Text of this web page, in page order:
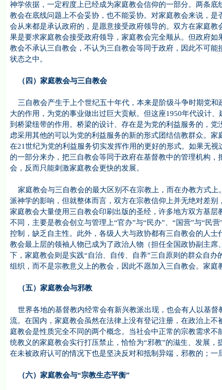
神学依据，一定程度上已经成为家庭教会信仰的一部分。两条
教会在底线问题上不会妥协，也不能妥协。对家庭教会来说，
会从来都是承认政府的，是愿意接受政府领导的。双方在家庭
果是要求家庭教会接受政府领导，家庭教会完全顺从。但政府
教会不承认三自教会，不认为三自教会等同于政府，因此不可
状态之中。
（四）家庭教会与三自教会
三自教会产生于上个世纪五十年代，本来是阶级斗争时期党
大的作用，为党的事业做出过巨大贡献。但这座1950年代设计
到桥梁纽带的作用。桥梁的设计、存在是为党的利益服务的，
虑采用其他的可以为党的利益服务的新的形式团结信教群众。
在21世纪为党的利益服务切实发挥作用的更好的形式。如果无
的一部分来办，把三自教会等同于政府在基督教中的管理机构
会，反而只能刺激家庭教会更快的发展。
家庭教会与三自教会的最大区别不在宗教上，而在办教方式
派神学的影响，但就整体而言，双方在宗教信仰上并无绝对差
家庭教会大量使用三自教会印刷出版的圣经，许多地方双方基
不同，主要是教会创立与管理上“官办”与“民办”、“国营”与“民
控制，缺乏自主性。此外，各级人大与政协都有三自教会的人
教会最上层的领袖人物已成为了政治人物（担任全国政协副主
下，家庭教会则是实践“自治、自传、自养”三自原则的群众自
组织，而不是宗教意义上的教会，因此不愿加入三自教会。家
（五）家庭教会与邪教
世界各地的基督教内经常会有新兴教派出现，也会有人以基督
流。在国内，家庭教会虽然在法律上没有登记注册，在政治上
庭教会是性质完全不同的两个概念。当社会中正常的宗教需求
统教义的家庭教会实行打压禁止，恰恰为“邪教”的滋生、发展
在未被政府认可的情况下也是坚决反对和抵制异端，邪教的；
（六）家庭教会与“宗教生态平衡”